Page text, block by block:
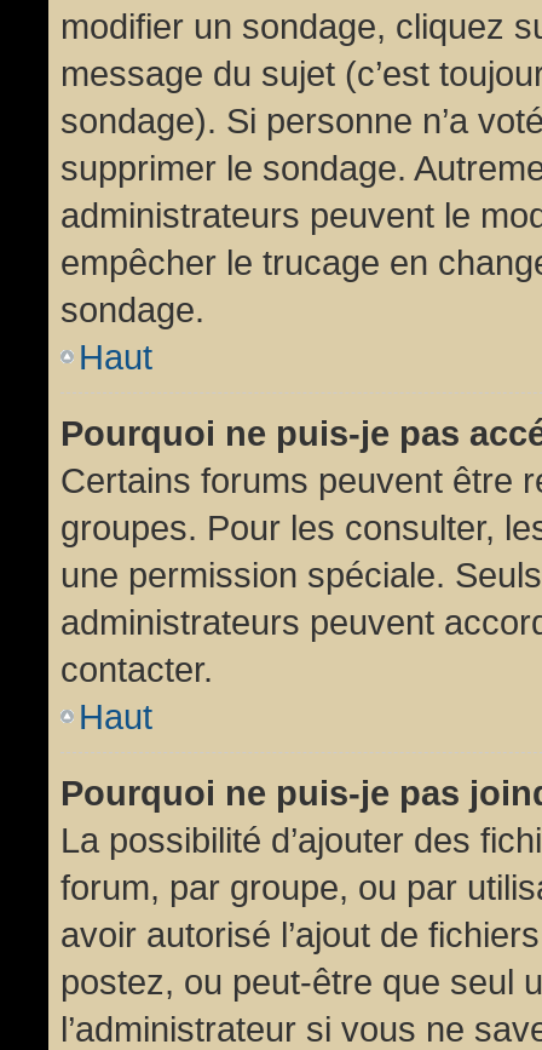
modifier un sondage, cliquez
message du sujet (c’est
sondage). Si personne n’a
supprimer le sondage.
administrateurs peuvent le
empêcher le trucage en
sondage.
Haut
Pourquoi ne puis-je pas
Certains forums peuvent être
groupes. Pour les consulter,
une permission spéciale.
administrateurs peuvent
contacter.
Haut
Pourquoi ne puis-je pas
La possibilité d’ajouter des
forum, par groupe, ou par
avoir autorisé l’ajout de
postez, ou peut-être que seul
l’administrateur si vous ne